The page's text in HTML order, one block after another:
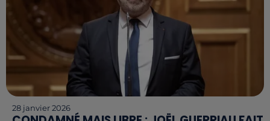
28 janvier 2026